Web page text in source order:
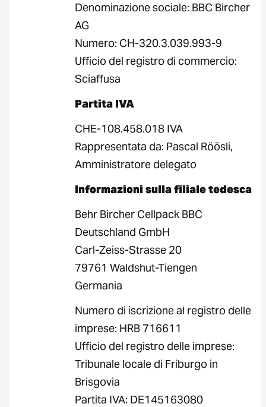
Denominazione sociale: BBC Bircher
AG
Numero: CH-320.3.039.993-9
Ufficio del registro di commercio:
Sciaffusa
Partita IVA
CHE-108.458.018 IVA
Rappresentata da: Pascal Röösli,
Amministratore delegato
Informazioni sulla filiale tedesca
Behr Bircher Cellpack BBC
Deutschland GmbH
Carl-Zeiss-Strasse 20
79761 Waldshut-Tiengen
Germania
Numero di iscrizione al registro delle
imprese: HRB 716611
Ufficio del registro delle imprese:
Tribunale locale di Friburgo in
Brisgovia
Partita IVA: DE145163080